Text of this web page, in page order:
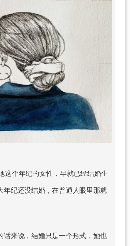
这个年纪的女性，早就已经结婚生
年纪还没结婚，在普通人眼里那就
话来说，结婚只是一个形式，她也